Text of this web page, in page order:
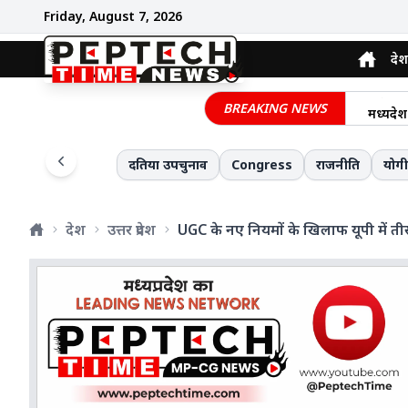
Friday, August 7, 2026
देश
BREAKING NEWS
मध्य
दिल
नई
दतिया उपचुनाव Congress राजनीति
देश उत्तर प्रदेश UGC के नए नियमों के खिलाफ यूपी में